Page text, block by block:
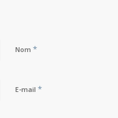
Nom *
E-mail *